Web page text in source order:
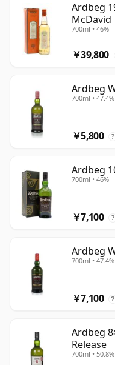
Ardbeg
McDavid
700ml • 46%
￥39,800
Ardbeg
700ml • 47.4%
￥5,800 ?
Ardbeg
700ml • 46%
￥7,100 ?
Ardbeg
700ml • 47.4%
￥7,100 ?
Ardbeg
Release
700ml • 50.8%